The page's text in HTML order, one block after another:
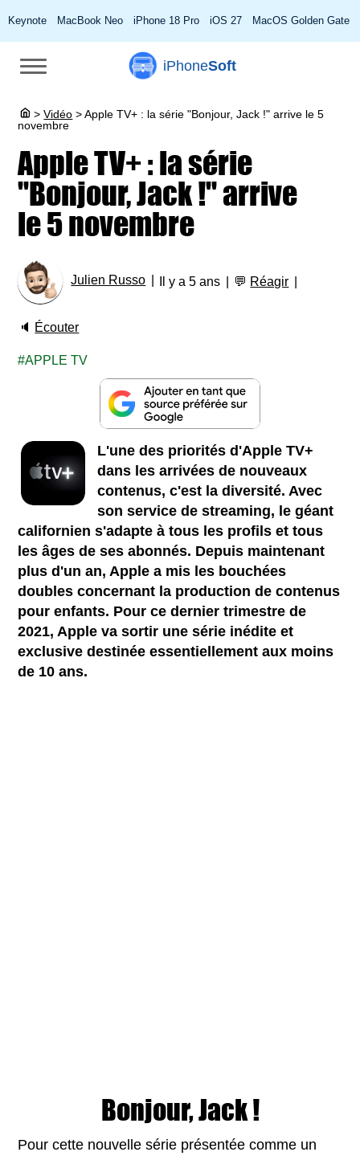
Keynote MacBook Neo iPhone 18 Pro iOS 27 MacOS Golden Gate
iPhoneSoft
> Vidéo >Apple TV+ : la série "Bonjour, Jack !" arrive le 5
novembre
Apple TV+ : la série
"Bonjour, Jack !" arrive
le 5 novembre
Julien Russo Il y a 5 ans 💬 Réagir
🔈 Écouter
APPLE TV
L'une des priorités d'Apple TV+
dans les arrivées de nouveaux
contenus, c'est la diversité. Avec
son service de streaming, le géant
californien s'adapte à tous les profils et tous
les âges de ses abonnés. Depuis maintenant
plus d'un an, Apple a mis les bouchées
doubles concernant la production de contenus
pour enfants. Pour ce dernier trimestre de
2021, Apple va sortir une série inédite et
exclusive destinée essentiellement aux moins
de 10 ans.
Bonjour, Jack !
Pour cette nouvelle série présentée comme un